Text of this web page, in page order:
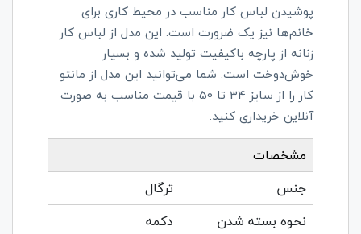
پوشیدن لباس کار مناسب در محیط کاری برای
خانم‌ها نیز یک ضرورت است. این مدل از لباس کار
زنانه از پارچه باکیفیت تولید شده و بسیار
خوش‌دوخت است. شما می‌توانید این مدل از مانتو
کار را از سایز 34 تا 50 با قیمت مناسب به صورت
آنلاین خریداری کنید.
مشخصات
جنس
ترگال
نحوه بسته شدن
دکمه